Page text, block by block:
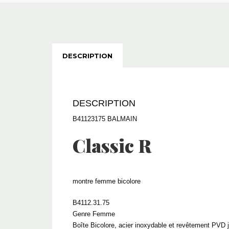
DESCRIPTION
DESCRIPTION
B41123175 BALMAIN
Classic R
montre femme bicolore
B4112.31.75
Genre Femme
Boîte Bicolore, acier inoxydable et revêtement PVD